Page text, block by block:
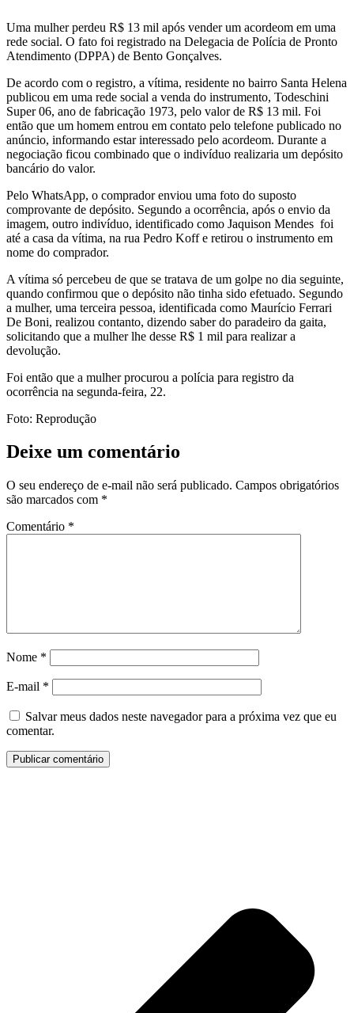
Uma mulher perdeu R$ 13 mil após vender um acordeom em uma
rede social. O fato foi registrado na Delegacia de Polícia de Pronto
Atendimento (DPPA) de Bento Gonçalves.
De acordo com o registro, a vítima, residente no bairro Santa Helena
publicou em uma rede social a venda do instrumento, Todeschini
Super 06, ano de fabricação 1973, pelo valor de R$ 13 mil. Foi
então que um homem entrou em contato pelo telefone publicado no
anúncio, informando estar interessado pelo acordeom. Durante a
negociação ficou combinado que o indivíduo realizaria um depósito
bancário do valor.
Pelo WhatsApp, o comprador enviou uma foto do suposto
comprovante de depósito. Segundo a ocorrência, após o envio da
imagem, outro indivíduo, identificado como Jaquison Mendes foi
até a casa da vítima, na rua Pedro Koff e retirou o instrumento em
nome do comprador.
A vítima só percebeu de que se tratava de um golpe no dia seguinte,
quando confirmou que o depósito não tinha sido efetuado. Segundo
a mulher, uma terceira pessoa, identificada como Maurício Ferrari
De Boni, realizou contanto, dizendo saber do paradeiro da gaita,
solicitando que a mulher lhe desse R$ 1 mil para realizar a
devolução.
Foi então que a mulher procurou a polícia para registro da
ocorrência na segunda-feira, 22.
Foto: Reprodução
Deixe um comentário
O seu endereço de e-mail não será publicado. Campos obrigatórios
são marcados com *
Comentário *
Nome *
E-mail *
Salvar meus dados neste navegador para a próxima vez que eu
comentar.